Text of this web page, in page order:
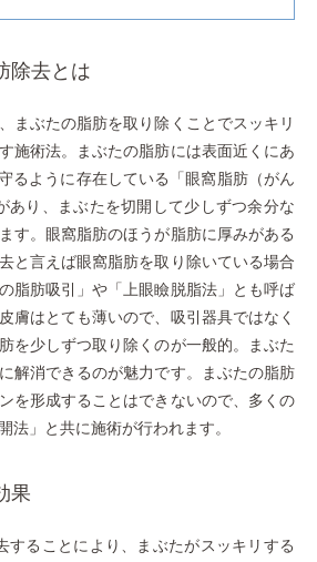
除去とは
まぶたの脂肪を取り除くことでスッキリ
施術法。まぶたの脂肪には表面近くにあ
るように存在している「眼窩脂肪（がん
あり、まぶたを切開して少しずつ余分な
す。眼窩脂肪のほうが脂肪に厚みがある
と言えば眼窩脂肪を取り除いている場合
脂肪吸引」や「上眼瞼脱脂法」とも呼ば
膚はとても薄いので、吸引器具ではなく
を少しずつ取り除くのが一般的。まぶた
解消できるのが魅力です。まぶたの脂肪
を形成することはできないので、多くの
法」と共に施術が行われます。
果
することにより、まぶたがスッキリする